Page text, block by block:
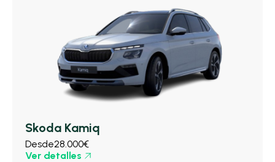
Skoda Kamiq
Desde28.000€
Ver detalles